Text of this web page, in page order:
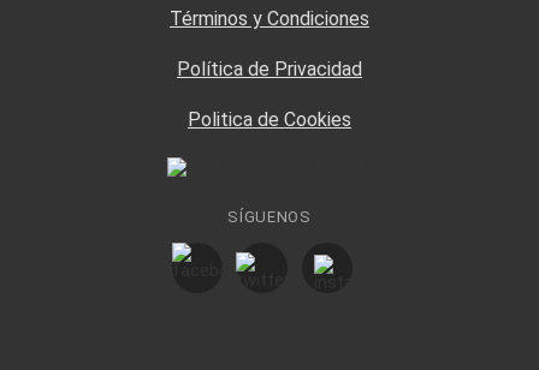
Términos y Condiciones
Política de Privacidad
Politica de Cookies
SÍGUENOS